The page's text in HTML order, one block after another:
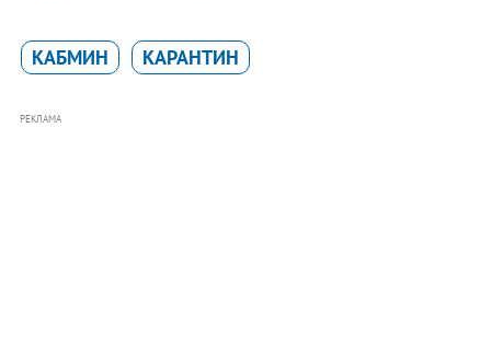
КАБМИН КАРАНТИН
РЕКЛАМА